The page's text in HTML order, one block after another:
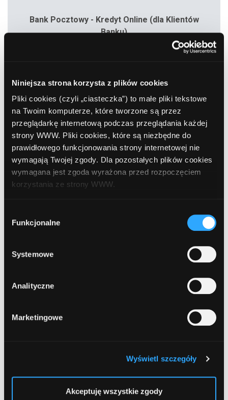
Niniejsza strona korzysta z plików cookies
Pliki cookies (czyli „ciasteczka”) to małe pliki tekstowe
na Twoim komputerze, które tworzone są przez
przeglądarkę internetową podczas przeglądania każdej
strony WWW. Pliki cookies, które są niezbędne do
prawidłowego funkcjonowania strony internetowej nie
wymagają Twojej zgody. Dla pozostałych plików cookies
wymagana jest zgoda wyrażona przed rozpoczęciem
korzystania ze strony WWW.
formy korzystania z plików cookies. Więcej:
Polityka
zgody
Funkcjonalne
Systemowe
Analityczne
Marketingowe
Wyświetl szczegóły
Akceptuję wszystkie zgody
Bank Pocztowy - Kredyt Online (dla Klientów
Banku)
Kwota do zapłaty:
5 680,49 zł
Opinie:
Dalej
Crédit Agricole - Kredyt Konsolidacyjny